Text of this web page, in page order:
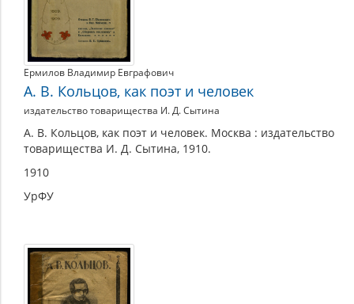
Ермилов Владимир Евграфович
А. В. Кольцов, как поэт и человек
издательство товарищества И. Д. Сытина
А. В. Кольцов, как поэт и человек. Москва : издательство
товарищества И. Д. Сытина, 1910.
1910
УрФУ